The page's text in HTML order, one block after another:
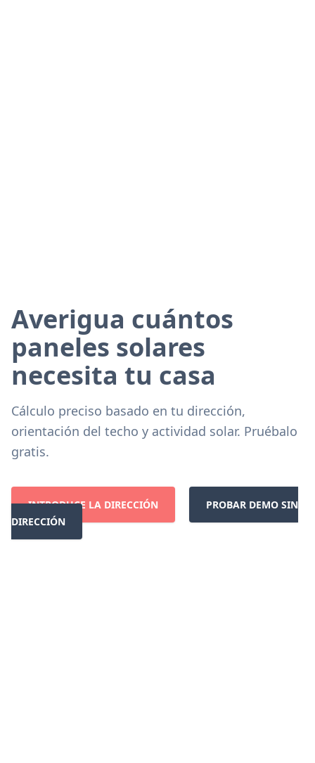
Averigua cuántos
paneles solares
necesita tu casa
Cálculo preciso basado en tu dirección,
orientación del techo y actividad solar. Pruébalo
gratis.
INTRODUCE LA DIRECCIÓN
PROBAR DEMO SIN
DIRECCIÓN